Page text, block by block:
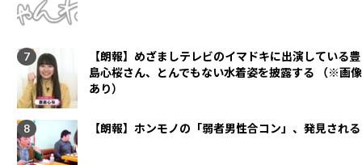
【朗報】めざましテレビのイマドキに出演している豊
島心桜さん、とんでもない水着姿を披露する （※画像
あり）
【朗報】ホンモノの「弱者男性合コン」、発見される